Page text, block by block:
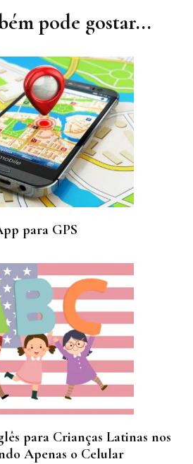
pode gostar...
para GPS
para Crianças Latinas nos
Apenas o Celular